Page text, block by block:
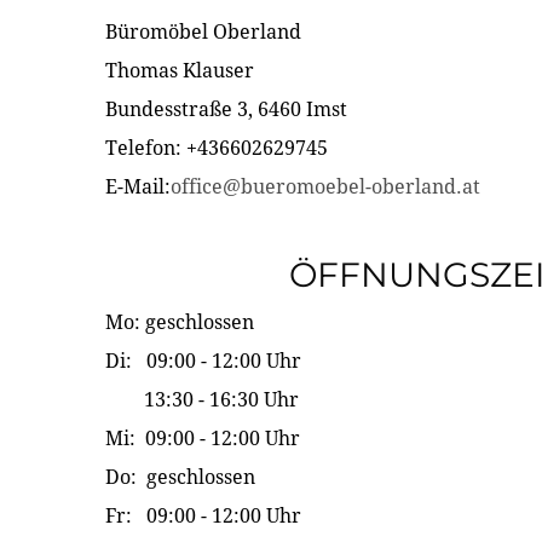
Büromöbel Oberland
Thomas Klauser
Bundesstraße 3, 6460 Imst
Telefon: +436602629745
E-Mail:office@bueromoebel-oberland.at
Mo: geschlossen
Di: 09:00 - 12:00 Uhr
13:30 - 16:30 Uhr
Mi: 09:00 - 12:00 Uhr
Do: geschlossen
Fr: 09:00 - 12:00 Uhr